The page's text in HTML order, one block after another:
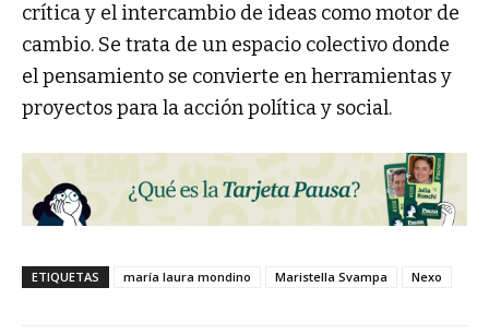
crítica y el intercambio de ideas como motor de
cambio. Se trata de un espacio colectivo donde
el pensamiento se convierte en herramientas y
proyectos para la acción política y social.
ETIQUETAS maría laura mondino Maristella Svampa Nexo